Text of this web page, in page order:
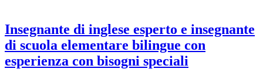
Insegnante di inglese esperto e insegnante
di scuola elementare bilingue con
esperienza con bisogni speciali